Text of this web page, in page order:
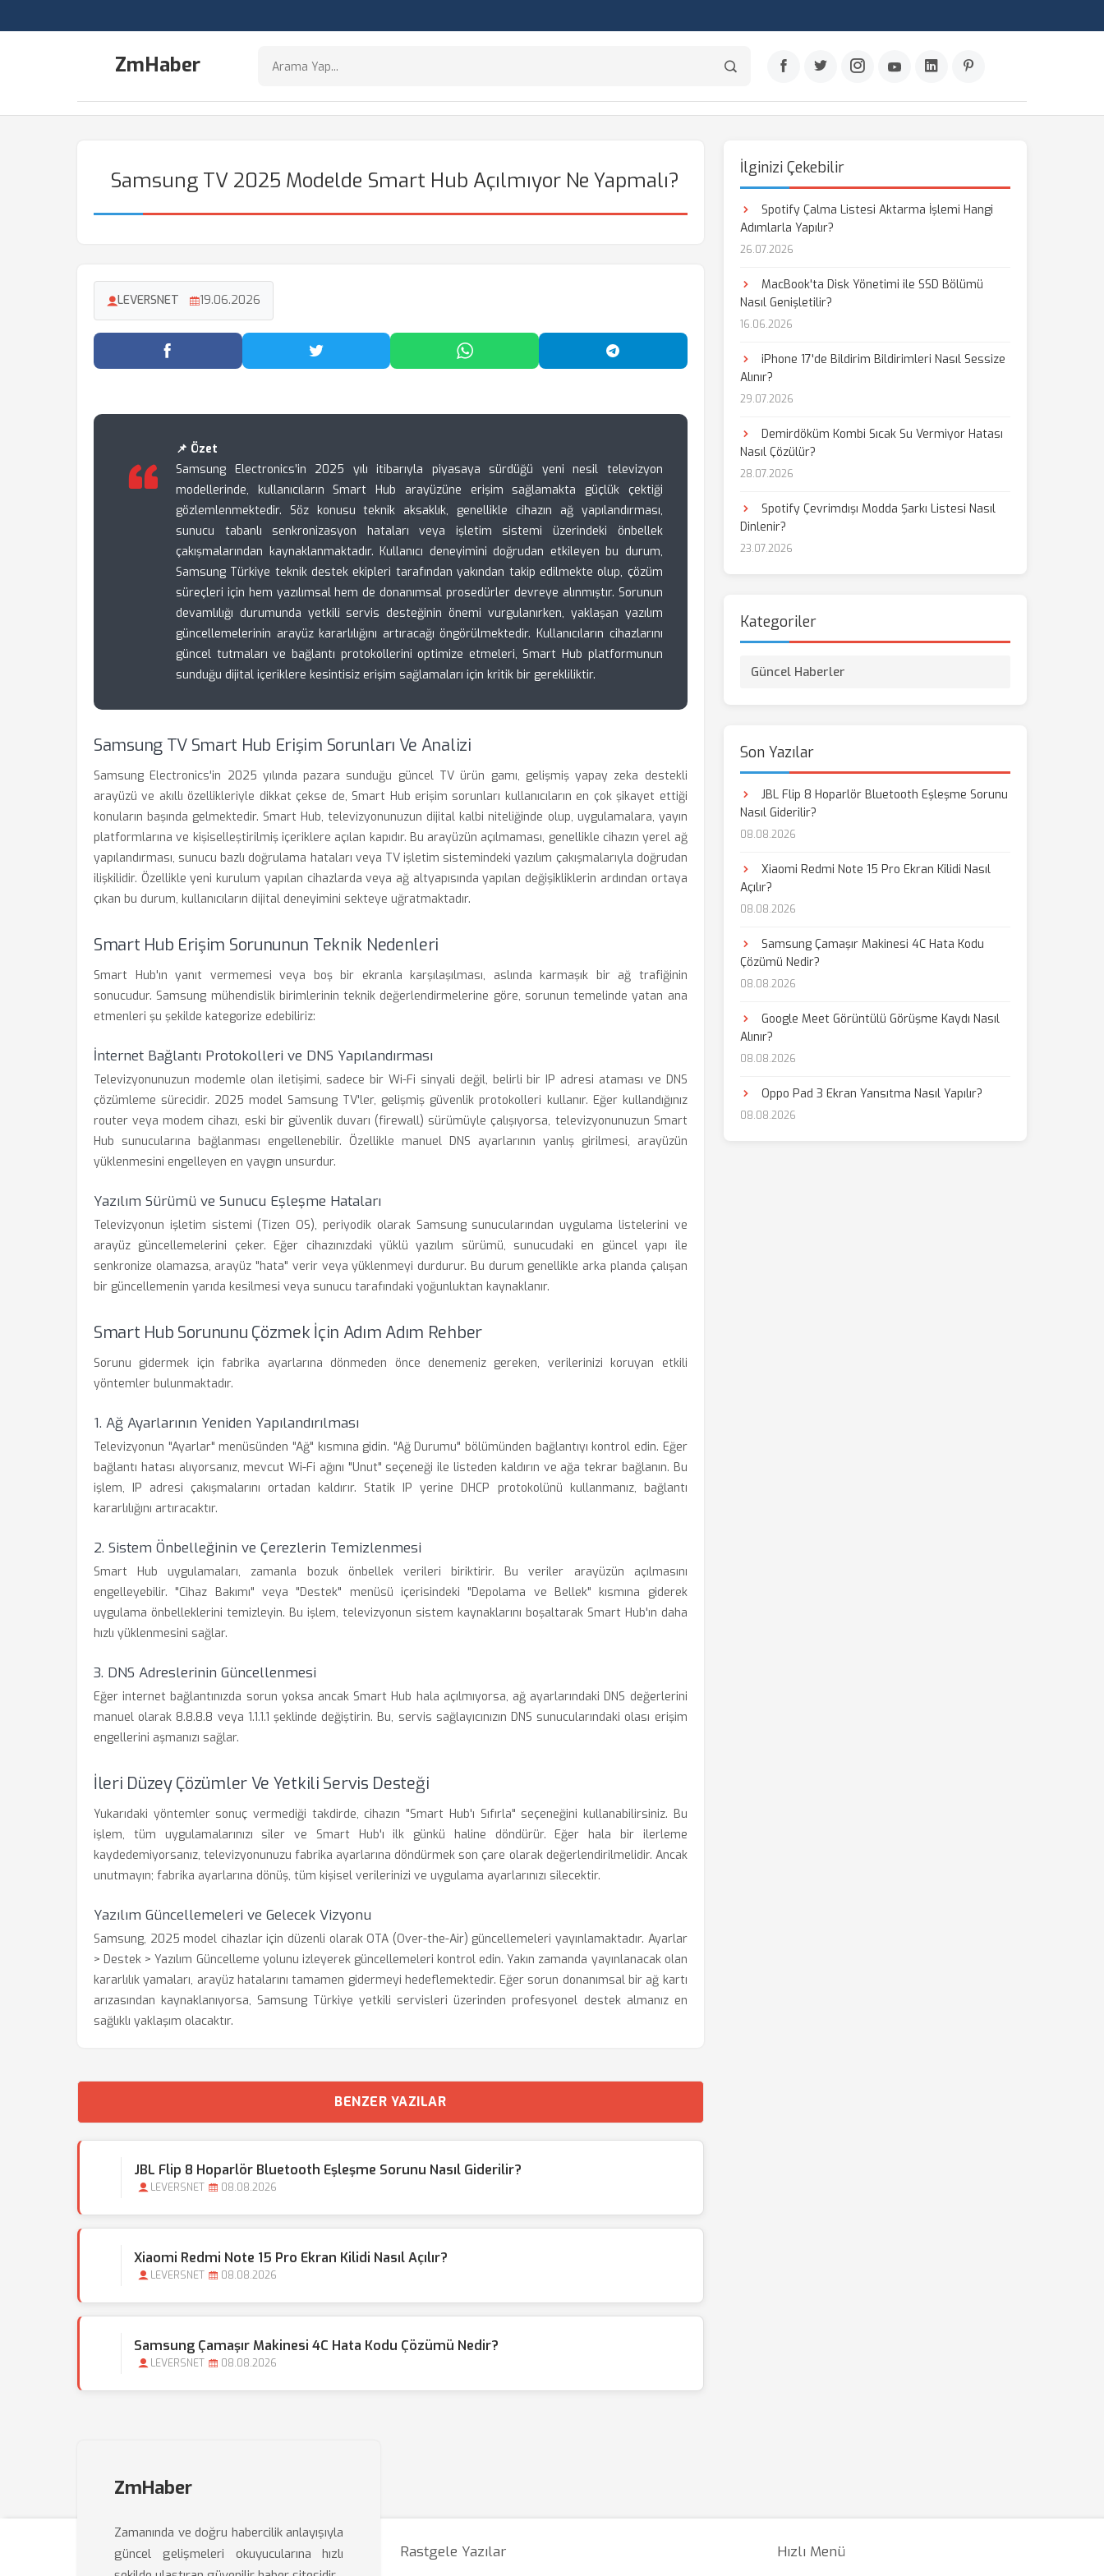
ZmHaber
Samsung TV 2025 Modelde Smart Hub Açılmıyor Ne Yapmalı?
LEVERSNET 19.06.2026
Facebook'ta Paylaş Twitter'da Paylaş WhatsApp'ta Paylaş Telegram'da Paylaş
📌 Özet
Samsung Electronics’in 2025 yılı itibarıyla piyasaya sürdüğü yeni nesil televizyon
modellerinde, kullanıcıların Smart Hub arayüzüne erişim sağlamakta güçlük çektiği
gözlemlenmektedir. Söz konusu teknik aksaklık, genellikle cihazın ağ yapılandırması,
sunucu tabanlı senkronizasyon hataları veya işletim sistemi üzerindeki önbellek
çakışmalarından kaynaklanmaktadır. Kullanıcı deneyimini doğrudan etkileyen bu durum,
Samsung Türkiye teknik destek ekipleri tarafından yakından takip edilmekte olup, çözüm
süreçleri için hem yazılımsal hem de donanımsal prosedürler devreye alınmıştır. Sorunun
devamlılığı durumunda yetkili servis desteğinin önemi vurgulanırken, yaklaşan yazılım
güncellemelerinin arayüz kararlılığını artıracağı öngörülmektedir. Kullanıcıların cihazlarını
güncel tutmaları ve bağlantı protokollerini optimize etmeleri, Smart Hub platformunun
sunduğu dijital içeriklere kesintisiz erişim sağlamaları için kritik bir gerekliliktir.
Samsung TV Smart Hub Erişim Sorunları Ve Analizi
Samsung Electronics'in 2025 yılında pazara sunduğu güncel TV ürün gamı, gelişmiş yapay zeka destekli
arayüzü ve akıllı özellikleriyle dikkat çekse de, Smart Hub erişim sorunları kullanıcıların en çok şikayet ettiği
konuların başında gelmektedir. Smart Hub, televizyonunuzun dijital kalbi niteliğinde olup, uygulamalara, yayın
platformlarına ve kişiselleştirilmiş içeriklere açılan kapıdır. Bu arayüzün açılmaması, genellikle cihazın yerel ağ
yapılandırması, sunucu bazlı doğrulama hataları veya TV işletim sistemindeki yazılım çakışmalarıyla doğrudan
ilişkilidir. Özellikle yeni kurulum yapılan cihazlarda veya ağ altyapısında yapılan değişikliklerin ardından ortaya
çıkan bu durum, kullanıcıların dijital deneyimini sekteye uğratmaktadır.
Smart Hub Erişim Sorununun Teknik Nedenleri
Smart Hub'ın yanıt vermemesi veya boş bir ekranla karşılaşılması, aslında karmaşık bir ağ trafiğinin
sonucudur. Samsung mühendislik birimlerinin teknik değerlendirmelerine göre, sorunun temelinde yatan ana
etmenleri şu şekilde kategorize edebiliriz:
İnternet Bağlantı Protokolleri ve DNS Yapılandırması
Televizyonunuzun modemle olan iletişimi, sadece bir Wi-Fi sinyali değil, belirli bir IP adresi ataması ve DNS
çözümleme sürecidir. 2025 model Samsung TV'ler, gelişmiş güvenlik protokolleri kullanır. Eğer kullandığınız
router veya modem cihazı, eski bir güvenlik duvarı (firewall) sürümüyle çalışıyorsa, televizyonunuzun Smart
Hub sunucularına bağlanması engellenebilir. Özellikle manuel DNS ayarlarının yanlış girilmesi, arayüzün
yüklenmesini engelleyen en yaygın unsurdur.
Yazılım Sürümü ve Sunucu Eşleşme Hataları
Televizyonun işletim sistemi (Tizen OS), periyodik olarak Samsung sunucularından uygulama listelerini ve
arayüz güncellemelerini çeker. Eğer cihazınızdaki yüklü yazılım sürümü, sunucudaki en güncel yapı ile
senkronize olamazsa, arayüz "hata" verir veya yüklenmeyi durdurur. Bu durum genellikle arka planda çalışan
bir güncellemenin yarıda kesilmesi veya sunucu tarafındaki yoğunluktan kaynaklanır.
Smart Hub Sorununu Çözmek İçin Adım Adım Rehber
Sorunu gidermek için fabrika ayarlarına dönmeden önce denemeniz gereken, verilerinizi koruyan etkili
yöntemler bulunmaktadır.
1. Ağ Ayarlarının Yeniden Yapılandırılması
Televizyonun "Ayarlar" menüsünden "Ağ" kısmına gidin. "Ağ Durumu" bölümünden bağlantıyı kontrol edin. Eğer
bağlantı hatası alıyorsanız, mevcut Wi-Fi ağını "Unut" seçeneği ile listeden kaldırın ve ağa tekrar bağlanın. Bu
işlem, IP adresi çakışmalarını ortadan kaldırır. Statik IP yerine DHCP protokolünü kullanmanız, bağlantı
kararlılığını artıracaktır.
2. Sistem Önbelleğinin ve Çerezlerin Temizlenmesi
Smart Hub uygulamaları, zamanla bozuk önbellek verileri biriktirir. Bu veriler arayüzün açılmasını
engelleyebilir. "Cihaz Bakımı" veya "Destek" menüsü içerisindeki "Depolama ve Bellek" kısmına giderek
uygulama önbelleklerini temizleyin. Bu işlem, televizyonun sistem kaynaklarını boşaltarak Smart Hub'ın daha
hızlı yüklenmesini sağlar.
3. DNS Adreslerinin Güncellenmesi
Eğer internet bağlantınızda sorun yoksa ancak Smart Hub hala açılmıyorsa, ağ ayarlarındaki DNS değerlerini
manuel olarak 8.8.8.8 veya 1.1.1.1 şeklinde değiştirin. Bu, servis sağlayıcınızın DNS sunucularındaki olası erişim
engellerini aşmanızı sağlar.
İleri Düzey Çözümler Ve Yetkili Servis Desteği
Yukarıdaki yöntemler sonuç vermediği takdirde, cihazın "Smart Hub'ı Sıfırla" seçeneğini kullanabilirsiniz. Bu
işlem, tüm uygulamalarınızı siler ve Smart Hub'ı ilk günkü haline döndürür. Eğer hala bir ilerleme
kaydedemiyorsanız, televizyonunuzu fabrika ayarlarına döndürmek son çare olarak değerlendirilmelidir. Ancak
unutmayın; fabrika ayarlarına dönüş, tüm kişisel verilerinizi ve uygulama ayarlarınızı silecektir.
Yazılım Güncellemeleri ve Gelecek Vizyonu
Samsung, 2025 model cihazlar için düzenli olarak OTA (Over-the-Air) güncellemeleri yayınlamaktadır. Ayarlar
> Destek > Yazılım Güncelleme yolunu izleyerek güncellemeleri kontrol edin. Yakın zamanda yayınlanacak olan
kararlılık yamaları, arayüz hatalarını tamamen gidermeyi hedeflemektedir. Eğer sorun donanımsal bir ağ kartı
arızasından kaynaklanıyorsa, Samsung Türkiye yetkili servisleri üzerinden profesyonel destek almanız en
sağlıklı yaklaşım olacaktır.
BENZER YAZILAR
JBL Flip 8 Hoparlör Bluetooth Eşleşme Sorunu Nasıl Giderilir?
LEVERSNET 08.08.2026
Xiaomi Redmi Note 15 Pro Ekran Kilidi Nasıl Açılır?
LEVERSNET 08.08.2026
Samsung Çamaşır Makinesi 4C Hata Kodu Çözümü Nedir?
LEVERSNET 08.08.2026
İlginizi Çekebilir
Spotify Çalma Listesi Aktarma İşlemi Hangi
Adımlarla Yapılır?
26.07.2026
MacBook'ta Disk Yönetimi ile SSD Bölümü
Nasıl Genişletilir?
16.06.2026
iPhone 17'de Bildirim Bildirimleri Nasıl Sessize
Alınır?
29.07.2026
Demirdöküm Kombi Sıcak Su Vermiyor Hatası
Nasıl Çözülür?
28.07.2026
Spotify Çevrimdışı Modda Şarkı Listesi Nasıl
Dinlenir?
23.07.2026
Kategoriler
Güncel Haberler
Son Yazılar
JBL Flip 8 Hoparlör Bluetooth Eşleşme Sorunu
Nasıl Giderilir?
08.08.2026
Xiaomi Redmi Note 15 Pro Ekran Kilidi Nasıl
Açılır?
08.08.2026
Samsung Çamaşır Makinesi 4C Hata Kodu
Çözümü Nedir?
08.08.2026
Google Meet Görüntülü Görüşme Kaydı Nasıl
Alınır?
08.08.2026
Oppo Pad 3 Ekran Yansıtma Nasıl Yapılır?
08.08.2026
ZmHaber
Zamanında ve doğru habercilik anlayışıyla
güncel gelişmeleri okuyucularına hızlı
Rastgele Yazılar Hızlı Menü